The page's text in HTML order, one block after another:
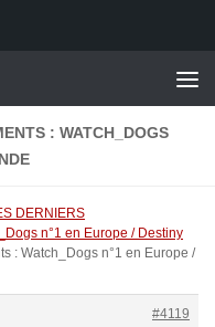
: WATCH_DOGS
DERNIERS
n°1 en Europe / Destiny
: Watch_Dogs n°1 en Europe /
#4119